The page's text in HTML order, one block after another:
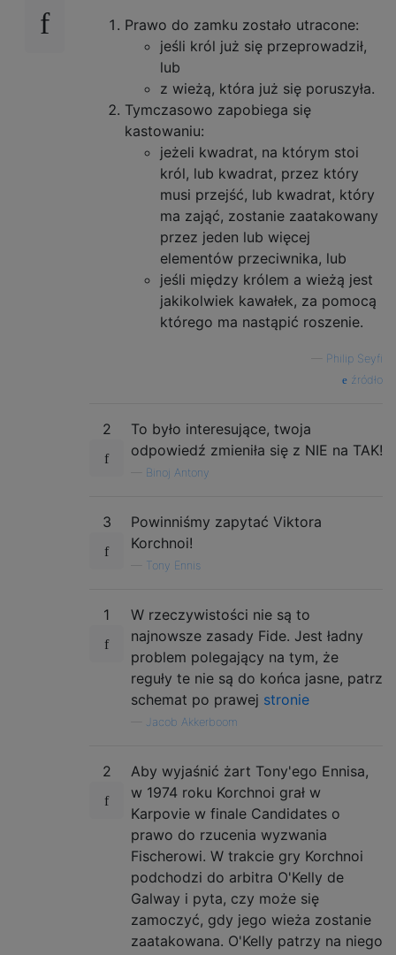
Prawo do zamku zostało utracone:
jeśli król już się przeprowadził,
lub
z wieżą, która już się poruszyła.
Tymczasowo zapobiega się
kastowaniu:
jeżeli kwadrat, na którym stoi
król, lub kwadrat, przez który
musi przejść, lub kwadrat, który
ma zająć, zostanie zaatakowany
przez jeden lub więcej
elementów przeciwnika, lub
jeśli między królem a wieżą jest
jakikolwiek kawałek, za pomocą
którego ma nastąpić roszenie.
Philip Seyfi
źródło
2
To było interesujące, twoja
odpowiedź zmieniła się z NIE na TAK!
Binoj Antony
3
Powinniśmy zapytać Viktora
Korchnoi!
Tony Ennis
1
W rzeczywistości nie są to
najnowsze zasady Fide. Jest ładny
problem polegający na tym, że
reguły te nie są do końca jasne, patrz
schemat po prawej stronie
Jacob Akkerboom
2
Aby wyjaśnić żart Tony'ego Ennisa,
w 1974 roku Korchnoi grał w
Karpovie w finale Candidates o
prawo do rzucenia wyzwania
Fischerowi. W trakcie gry Korchnoi
podchodzi do arbitra O'Kelly de
Galway i pyta, czy może się
zamoczyć, gdy jego wieża zostanie
zaatakowana. O'Kelly patrzy na niego